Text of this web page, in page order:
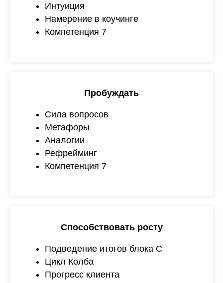
Интуиция
Намерение в коучинге
Компетенция 7
Пробуждать
Сила вопросов
Метафоры
Аналогии
Рефрейминг
Компетенция 7
Способствовать росту
Подведение итогов блока С
Цикл Колба
Прогресс клиента